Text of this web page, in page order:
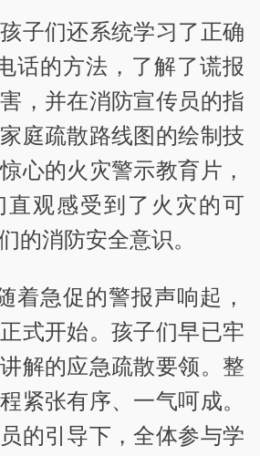
子们还系统学习了正确
话的方法，了解了谎报
，并在消防宣传员的指
庭疏散路线图的绘制技
心的火灾警示教育片，
直观感受到了火灾的可
的消防安全意识。
着急促的警报声响起，
式开始。孩子们早已牢
解的应急疏散要领。整
紧张有序、一气呵成。
的引导下，全体参与学